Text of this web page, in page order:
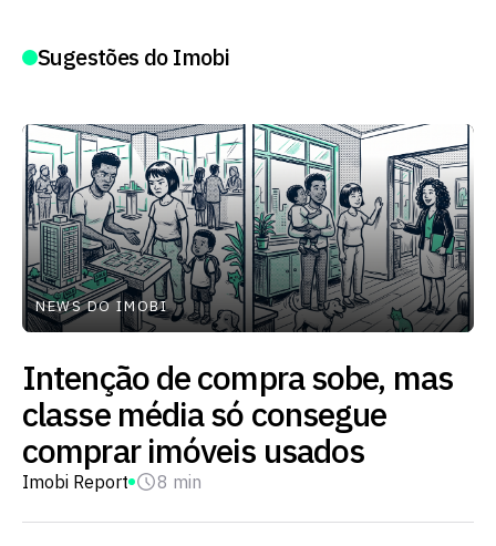
Sugestões do Imobi
NEWS DO IMOBI
Intenção de compra sobe, mas
classe média só consegue
comprar imóveis usados
Imobi Report 8 min